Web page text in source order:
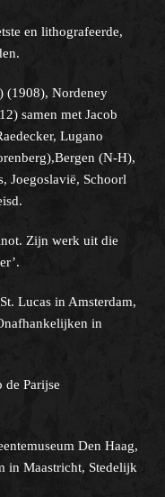
en lithografeerde,
(1908), Nordeney
samen met Jacob
Lugano
(N-H),
Joegoslavië, Schoorl
Zijn werk uit die
Lucas in Amsterdam,
in
Parijse
Den Haag,
in Maastricht, Stedelijk